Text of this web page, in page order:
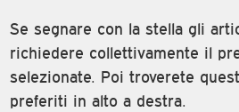
Se segnare con la stella gli
richiedere collettivamente il
selezionate. Poi troverete
preferiti in alto a destra.